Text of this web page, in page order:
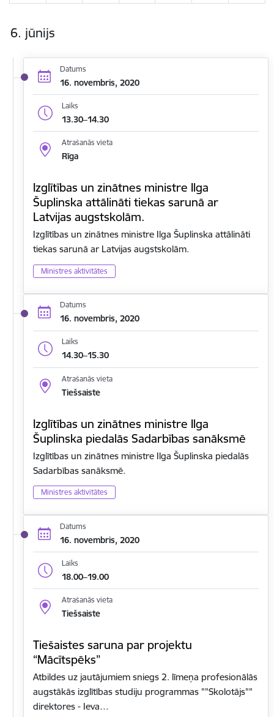
6. jūnijs
Datums
16. novembris, 2020
Laiks
13.30–14.30
Atrašanās vieta
Rīga
Izglītības un zinātnes ministre Ilga
Šuplinska attālināti tiekas sarunā ar
Latvijas augstskolām.
Izglītības un zinātnes ministre Ilga Šuplinska attālināti
tiekas sarunā ar Latvijas augstskolām.
Ministres aktivitātes
Datums
16. novembris, 2020
Laiks
14.30–15.30
Atrašanās vieta
Tiešsaiste
Izglītības un zinātnes ministre Ilga
Šuplinska piedalās Sadarbības sanāksmē
Izglītības un zinātnes ministre Ilga Šuplinska piedalās
Sadarbības sanāksmē.
Ministres aktivitātes
Datums
16. novembris, 2020
Laiks
18.00–19.00
Atrašanās vieta
Tiešsaiste
Tiešaistes saruna par projektu
“Mācītspēks”
Atbildes uz jautājumiem sniegs 2. līmeņa profesionālās
augstākās izglītības studiju programmas ""Skolotājs""
direktores - Ieva…